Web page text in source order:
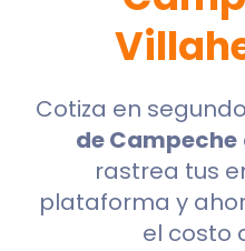
Cotiza en
de Campeche
rastrea tus
plataforma y
el costo